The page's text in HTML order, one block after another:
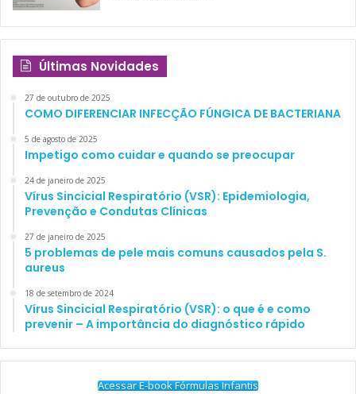
Últimas Novidades
27 de outubro de 2025
COMO DIFERENCIAR INFECÇÃO FÚNGICA DE BACTERIANA
5 de agosto de 2025
Impetigo como cuidar e quando se preocupar
24 de janeiro de 2025
Vírus Sincicial Respiratório (VSR): Epidemiologia,
Prevenção e Condutas Clínicas
27 de janeiro de 2025
5 problemas de pele mais comuns causados pela S.
aureus
18 de setembro de 2024
Vírus Sincicial Respiratório (VSR): o que é e como
prevenir – A importância do diagnóstico rápido
Acessar E-book Fórmulas Infantis